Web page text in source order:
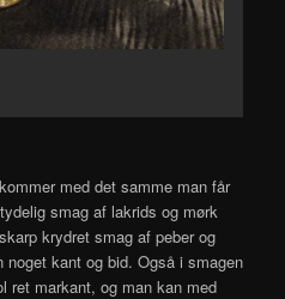
med det samme man får
smag af lakrids og mørk
krydret smag af peber og
kant og bid. Også i smagen
ret markant, og man kan med